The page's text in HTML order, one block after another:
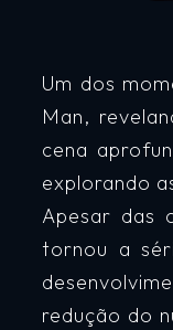
Um dos
Man,
cena
explorando
Apesar das
tornou a
redução do